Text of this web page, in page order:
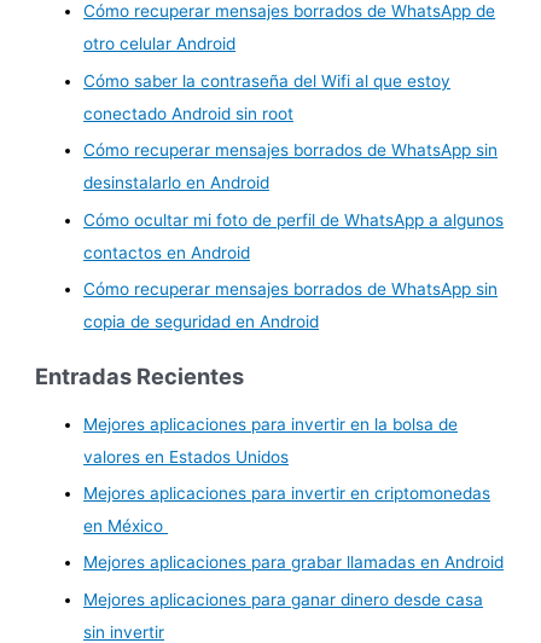
Cómo recuperar mensajes borrados de WhatsApp de
otro celular Android
Cómo saber la contraseña del Wifi al que estoy
conectado Android sin root
Cómo recuperar mensajes borrados de WhatsApp sin
desinstalarlo en Android
Cómo ocultar mi foto de perfil de WhatsApp a algunos
contactos en Android
Cómo recuperar mensajes borrados de WhatsApp sin
copia de seguridad en Android
Entradas Recientes
Mejores aplicaciones para invertir en la bolsa de
valores en Estados Unidos
Mejores aplicaciones para invertir en criptomonedas
en México
Mejores aplicaciones para grabar llamadas en Android
Mejores aplicaciones para ganar dinero desde casa
sin invertir